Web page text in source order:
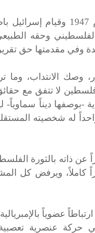
تقسيم فلسطين الذي جرى
الفلسطيني وحقه
وفي مقدمتها حق
وصك الانتداب، وما
وفلسطين لا تتفق مع
-بوصفها ديناً
له شخصيته
عن ذاته بالثورة
كاملاً، ويرفض كل
عضوياً
حركة عنصرية